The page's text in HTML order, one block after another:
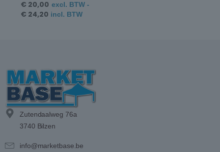
€ 20,00 excl. BTW -
€ 24,20 incl. BTW
Zutendaalweg 76a
3740 Bilzen
info@marketbase.be